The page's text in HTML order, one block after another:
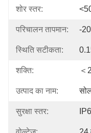
शोर स्तर:
परिचालन तापमान: -
स्थिति सटीकता:
शक्ति: ＜
उत्पाद का नाम:
सुरक्षा स्तर: